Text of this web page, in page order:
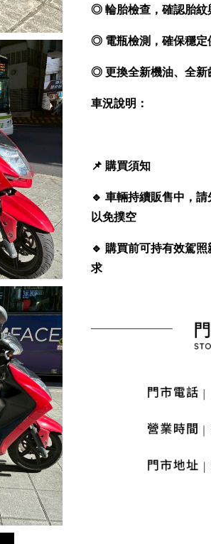
◎ 輪胎檢查，確認胎紋
◎ 電瓶檢測，確保穩定
◎ 更換全新機油、全新
車況說明：
📌 購買須知
🔹 車輛持續販售中，
以免撲空
🔹 購買前可持有效駕
求